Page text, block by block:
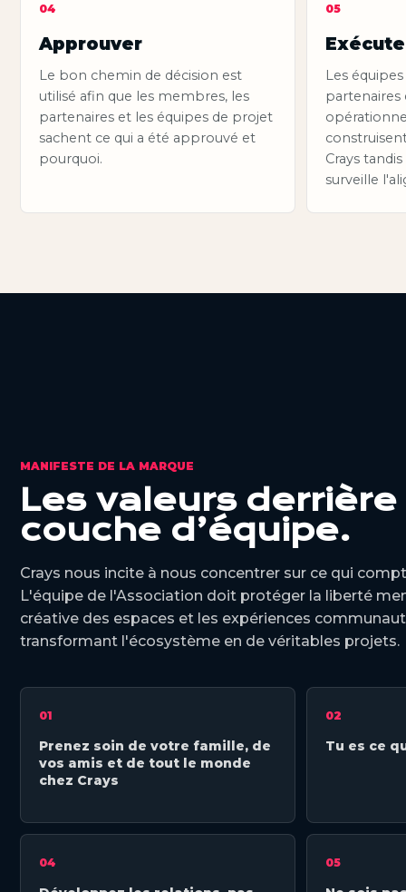
04
Approuver
Le bon chemin de décision est
utilisé afin que les membres, les
partenaires et les équipes de projet
sachent ce qui a été approuvé et
pourquoi.
05
Les
partenaires
Crays
surveille
MANIFESTE DE LA MARQUE
Les valeurs derrière
couche d’équipe.
Crays nous incite à nous concentrer sur ce qui
L'équipe de l'Association doit protéger la liberté
créative des espaces et les expériences
transformant l'écosystème en de véritables projets.
01
Prenez soin de votre famille, de
vos amis et de tout le monde
chez Crays
02
Tu es ce
04 05